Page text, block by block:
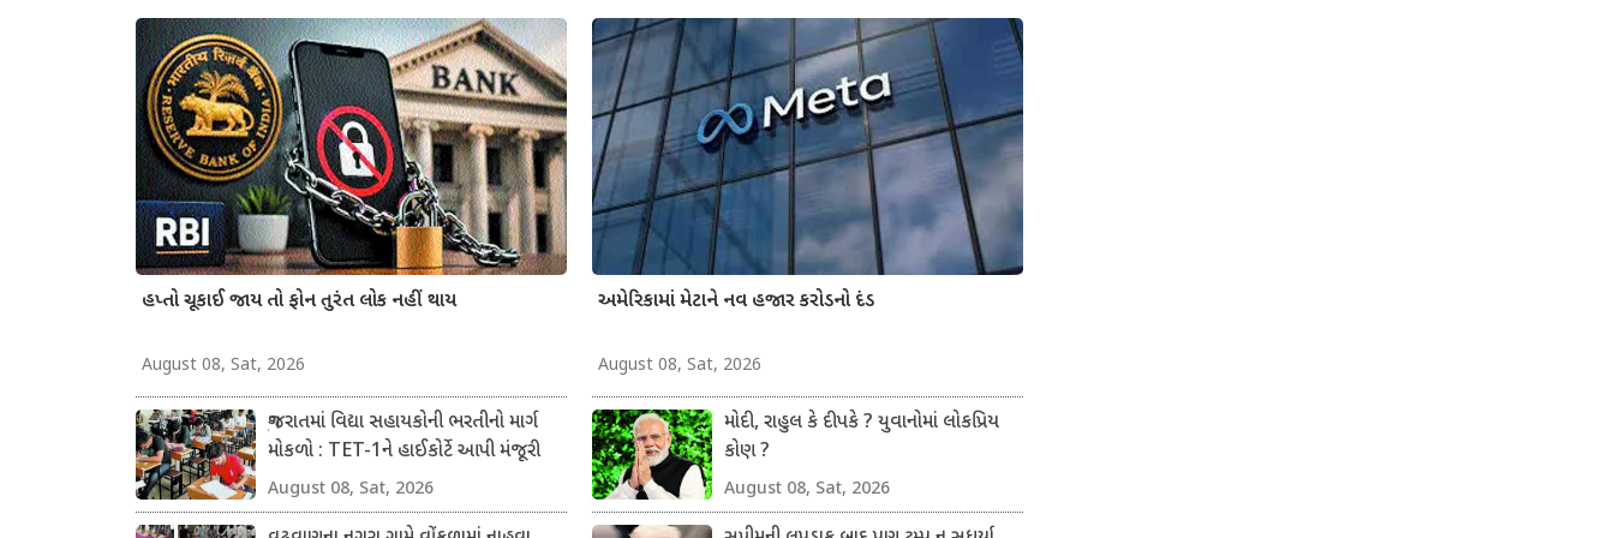
હપ્તો ચૂકાઈ જાય તો ફોન તુરંત લોક નહીં થાય
August 08, Sat, 2026
ગુજરાતમાં વિદ્યા સહાયકોની ભરતીનો માર્ગ
મોકળો : TET-1ને હાઈકોર્ટે આપી મંજૂરી
August 08, Sat, 2026
અમેરિકામાં મેટાને નવ હજાર કરોડનો દંડ
August 08, Sat, 2026
મોદી, રાહુલ કે દીપકે ? યુવાનોમાં લોકપ્રિય
કોણ ?
August 08, Sat, 2026